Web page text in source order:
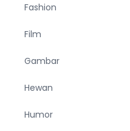
Fashion
Film
Gambar
Hewan
Humor